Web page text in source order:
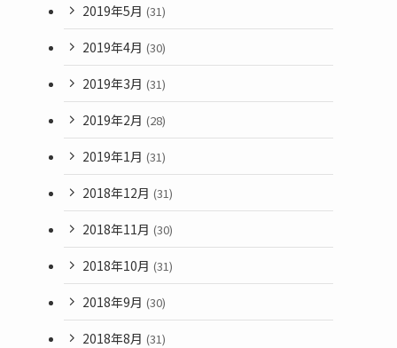
2019年5月 (31)
2019年4月 (30)
2019年3月 (31)
2019年2月 (28)
2019年1月 (31)
2018年12月 (31)
2018年11月 (30)
2018年10月 (31)
2018年9月 (30)
2018年8月 (31)